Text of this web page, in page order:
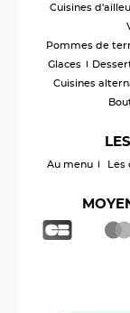
Cuisines
Pommes de
Glaces
Cuisines
Au menu Les